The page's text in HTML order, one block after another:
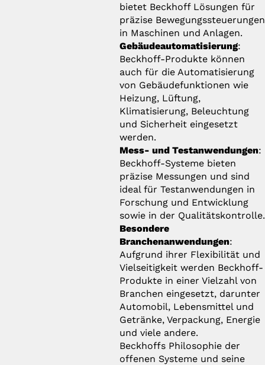
bietet Beckhoff Lösungen für
präzise Bewegungssteuerungen
in Maschinen und Anlagen.
Gebäudeautomatisierung:
Beckhoff-Produkte können
auch für die Automatisierung
von Gebäudefunktionen wie
Heizung, Lüftung,
Klimatisierung, Beleuchtung
und Sicherheit eingesetzt
werden.
Mess- und Testanwendungen:
Beckhoff-Systeme bieten
präzise Messungen und sind
ideal für Testanwendungen in
Forschung und Entwicklung
sowie in der Qualitätskontrolle.
Besondere
Branchenanwendungen:
Aufgrund ihrer Flexibilität und
Vielseitigkeit werden Beckhoff-
Produkte in einer Vielzahl von
Branchen eingesetzt, darunter
Automobil, Lebensmittel und
Getränke, Verpackung, Energie
und viele andere.
Beckhoffs Philosophie der
offenen Systeme und seine